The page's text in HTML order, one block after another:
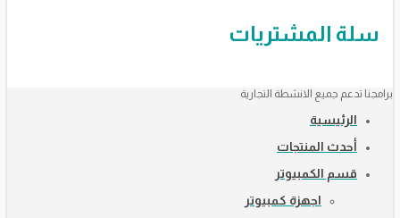
سلة المشتريات
برامجنا تدعم جميع الانشطة التجارية
الرئيسية
أحدث المنتجات
قسم الكمبيوتر
اجهزة كمبيوتر